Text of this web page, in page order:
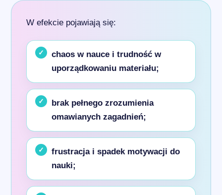
W efekcie pojawiają się:
chaos w nauce i trudność w
uporządkowaniu materiału;
brak pełnego zrozumienia
omawianych zagadnień;
frustracja i spadek motywacji do
nauki;